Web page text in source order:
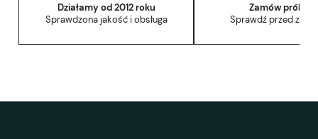
Działamy od 2012 roku
Sprawdzona jakość i obsługa
Zamów próbkę
Sprawdź przed